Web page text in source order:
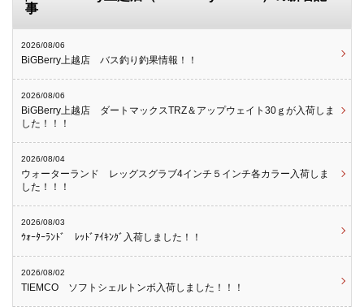
事
2026/08/06
BiGBerry上越店 バス釣り釣果情報！！
2026/08/06
BiGBerry上越店 ダートマックスTRZ＆アップウェイト30ｇが入荷しま
した！！！
2026/08/04
ウォーターランド レッグスグラブ4インチ５インチ各カラー入荷しま
した！！！
2026/08/03
ｳｫｰﾀｰﾗﾝﾄﾞ ﾚｯﾄﾞｱｲｷﾝｸﾞ入荷しました！！
2026/08/02
TIEMCO ソフトシェルトンボ入荷しました！！！